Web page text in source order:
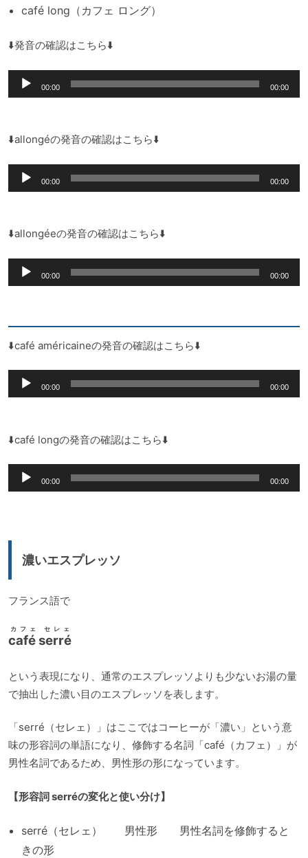
café long（カフェ ロング）
⬇️発音の確認はこちら⬇️
声
レ
ー
00:00 00:00
⬇️allongéの発音の確認はこちら⬇️
声
レ
ー
00:00 00:00
⬇️allongéeの発音の確認はこちら⬇️
声
レ
ー
00:00 00:00
⬇️café américaineの発音の確認はこちら⬇️
声
レ
ー
00:00 00:00
⬇️café longの発音の確認はこちら⬇️
声
00:00 00:00
濃いエスプレッソ
フランス語で
café serré
カフェ セレェ
という表現になり、通常のエスプレッソよりも少ないお湯の量
で抽出した濃い目のエスプレッソを表します。
「serré（セレェ）」はここではコーヒーが「濃い」という意
味の形容詞の単語になり、修飾する名詞「café（カフェ）」が
男性名詞であるため、男性形の形になっています。
【形容詞 serréの変化と使い分け】
serré（セレェ） 男性形 男性名詞を修飾すると
きの形